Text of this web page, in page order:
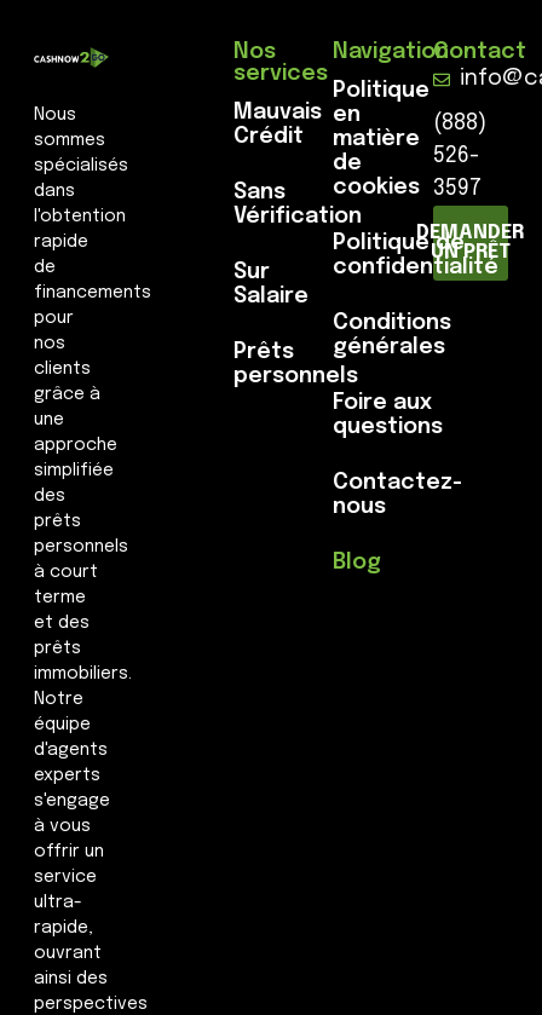
Nous
sommes
spécialisés
dans
l'obtention
rapide
de
financements
pour
nos
clients
grâce à
une
approche
simplifiée
des
prêts
personnels
à court
terme
et des
prêts
immobiliers.
Notre
équipe
d'agents
experts
s'engage
à vous
offrir un
service
ultra-
rapide,
ouvrant
ainsi des
perspectives
Nos
services
Mauvais
Crédit
Sans
Vérification
Sur
Salaire
Prêts
personnels
Navigation
Politique
en
matière
de
cookies
Politique de
confidentialité
Conditions
générales
Foire aux
questions
Contactez-
nous
Blog
Contact
DEMANDER
UN PRÊT
(888)
526-
3597